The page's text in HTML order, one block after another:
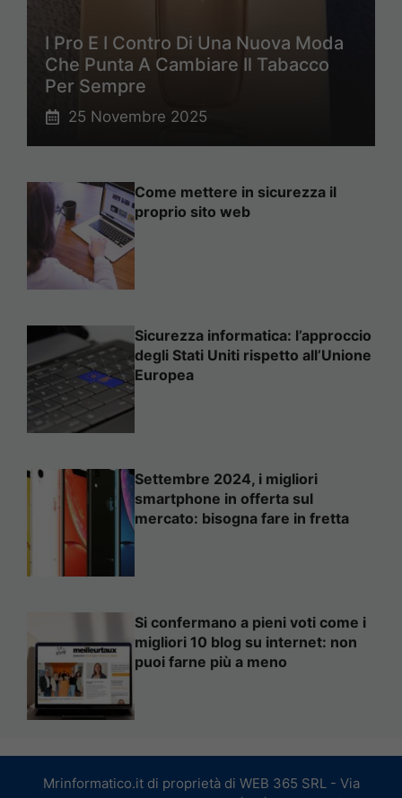
I Pro E I Contro Di Una Nuova Moda
Che Punta A Cambiare Il Tabacco
Per Sempre
25 Novembre 2025
Come mettere in sicurezza il
proprio sito web
Sicurezza informatica: l’approccio
degli Stati Uniti rispetto all’Unione
Europea
Settembre 2024, i migliori
smartphone in offerta sul
mercato: bisogna fare in fretta
Si confermano a pieni voti come i
migliori 10 blog su internet: non
puoi farne più a meno
Mrinformatico.it di proprietà di WEB 365 SRL - Via